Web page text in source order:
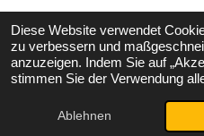
Diese Website verwendet
zu verbessern und
anzuzeigen. Indem Sie auf
stimmen Sie der Verwendung
Ablehnen
E-Mail